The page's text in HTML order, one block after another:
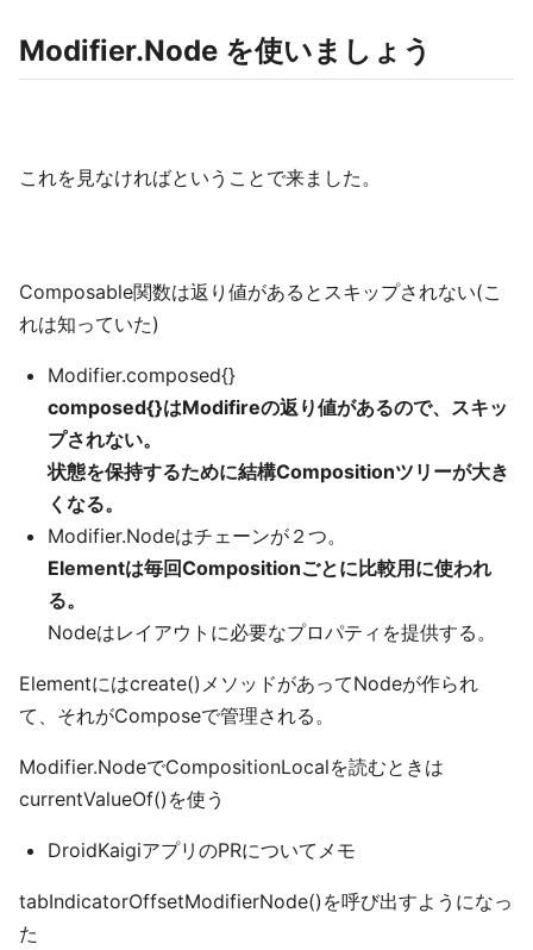
Modifier.Node を使いましょう
これを見なければということで来ました。
Composable関数は返り値があるとスキップされない(こ
れは知っていた)
Modifier.composed{}
composed{}はModifireの返り値があるので、スキッ
プされない。
状態を保持するために結構Compositionツリーが大き
くなる。
Modifier.Nodeはチェーンが２つ。
Elementは毎回Compositionごとに比較用に使われ
る。
Nodeはレイアウトに必要なプロパティを提供する。
Elementにはcreate()メソッドがあってNodeが作られ
て、それがComposeで管理される。
Modifier.NodeでCompositionLocalを読むときは
currentValueOf()を使う
DroidKaigiアプリのPRについてメモ
tabIndicatorOffsetModifierNode()を呼び出すようになっ
た